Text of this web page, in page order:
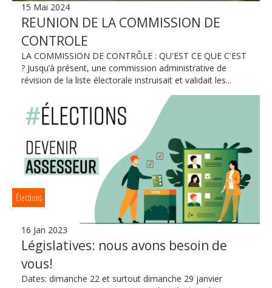
15 Mai 2024
REUNION DE LA COMMISSION DE
CONTROLE
LA COMMISSION DE CONTRÔLE : QU'EST CE QUE C'EST
? Jusqu’à présent, une commission administrative de
révision de la liste électorale instruisait et validait les...
Élections
16 Jan 2023
Législatives: nous avons besoin de
vous!
Dates: dimanche 22 et surtout dimanche 29 janvier